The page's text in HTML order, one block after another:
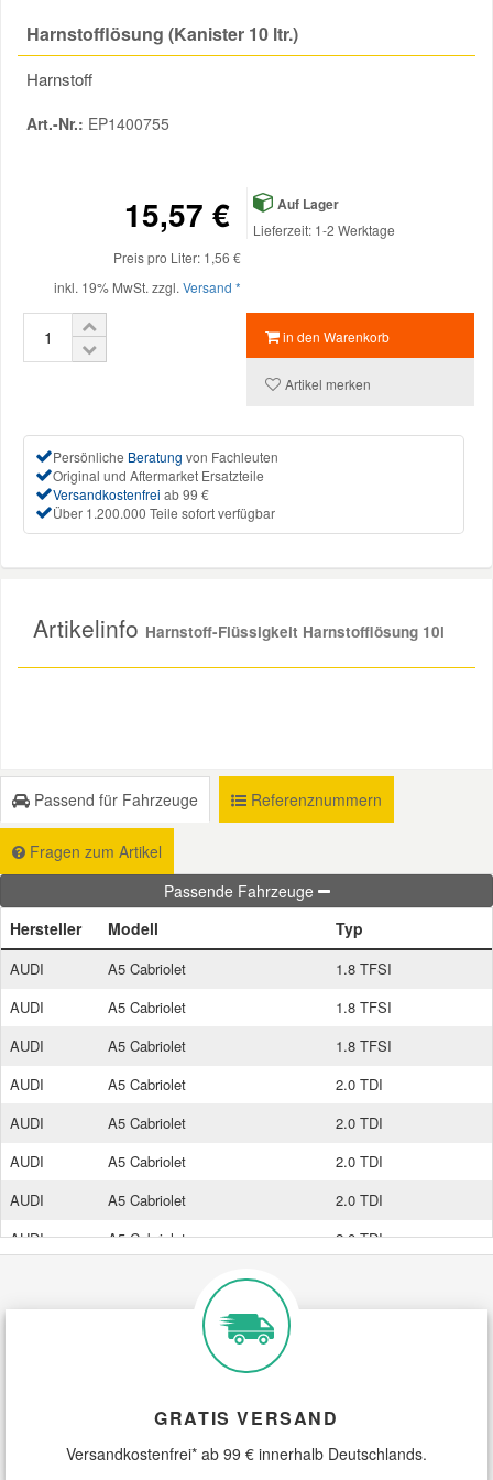
Harnstofflösung (Kanister 10 ltr.)
Harnstoff
Art.-Nr.: EP1400755
15,57 €
Preis pro Liter: 1,56 €
inkl. 19% MwSt. zzgl. Versand *
Auf Lager
Lieferzeit: 1-2 Werktage
in den Warenkorb
Artikel merken
Persönliche Beratung von Fachleuten
Original und Aftermarket Ersatzteile
Versandkostenfrei ab 99 €
Über 1.200.000 Teile sofort verfügbar
Artikelinfo Harnstoff-Flüssigkeit Harnstofflösung 10l
Passend für Fahrzeuge Referenznummern
Fragen zum Artikel
Passende Fahrzeuge
Hersteller
Modell Typ
AUDI A5 Cabriolet
1.8 TFSI
AUDI
A5 Cabriolet
1.8 TFSI
AUDI
A5 Cabriolet
1.8 TFSI
AUDI
A5 Cabriolet
2.0 TDI
AUDI
A5 Cabriolet
2.0 TDI
AUDI
A5 Cabriolet
2.0 TDI
AUDI
A5 Cabriolet
2.0 TDI
AUDI
A5 Cabriolet
2.0 TDI
AUDI
A5 Cabriolet
2.0 TDI quattro
A5 Cabriolet
GRATIS VERSAND
Versandkostenfrei* ab 99 € innerhalb Deutschlands.
Mazda Ersatzteile
Mitsubishi Ersatzteile
Nissan Ersatzteile
Porsche Ersatzteile
Skoda Ersatzteile
Toyota Ersatzteile
Volvo Ersatzteile